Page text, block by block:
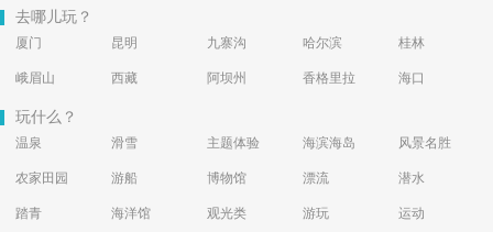
去哪儿玩？
厦门 昆明 九寨沟 哈尔滨 桂林
峨眉山 西藏 阿坝州 香格里拉 海口
玩什么？
温泉 滑雪 主题体验 海滨海岛 风景名胜
农家田园 游船 博物馆 漂流 潜水
踏青 海洋馆 观光类 游玩 运动